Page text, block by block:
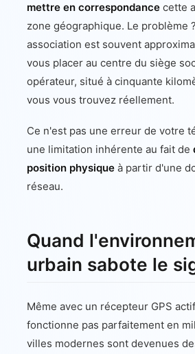
mettre en correspondance cette
zone géographique. Le problème
association est souvent
vous placer au centre du siège
opérateur, situé à cinquante
vous vous trouvez réellement.
Ce n'est pas une erreur de votre
une limitation inhérente au fait de
position physique à partir d'une
réseau.
Quand
urbain sabote le
Même avec un récepteur GPS
fonctionne pas parfaitement en
villes modernes sont devenues